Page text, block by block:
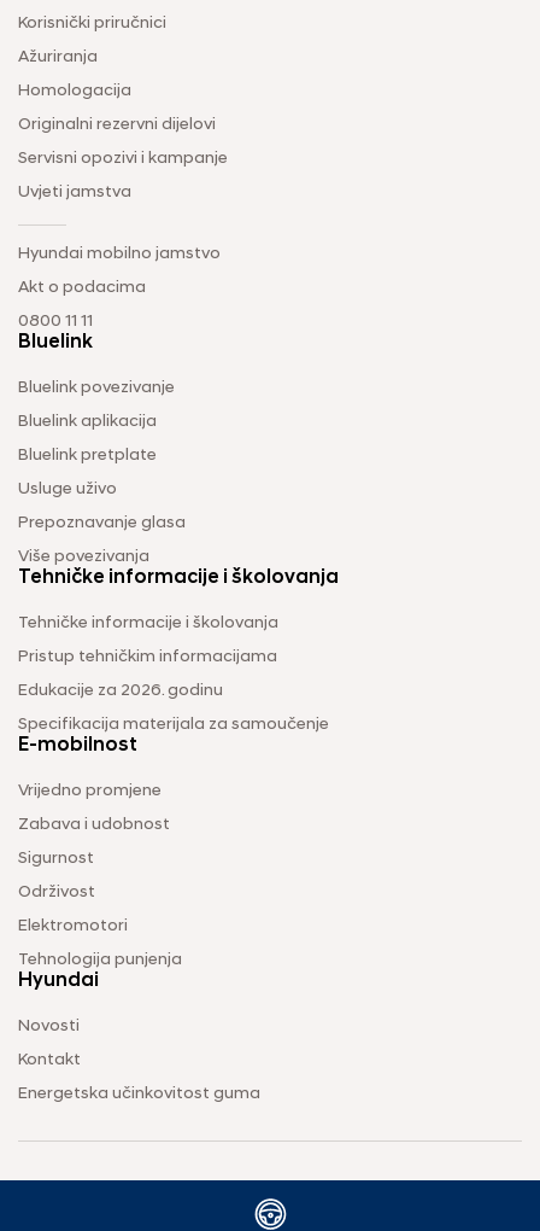
Korisnički priručnici
Ažuriranja
Homologacija
Originalni rezervni dijelovi
Servisni opozivi i kampanje
Uvjeti jamstva
Hyundai mobilno jamstvo
Akt o podacima
0800 11 11
Bluelink
Bluelink povezivanje
Bluelink aplikacija
Bluelink pretplate
Usluge uživo
Prepoznavanje glasa
Više povezivanja
Tehničke informacije i školovanja
Tehničke informacije i školovanja
Pristup tehničkim informacijama
Edukacije za 2026. godinu
Specifikacija materijala za samoučenje
E-mobilnost
Vrijedno promjene
Zabava i udobnost
Sigurnost
Održivost
Elektromotori
Tehnologija punjenja
Hyundai
Novosti
Kontakt
Energetska učinkovitost guma
2026 © OMEGA AUTO d.o.o. Sva prava pridržana